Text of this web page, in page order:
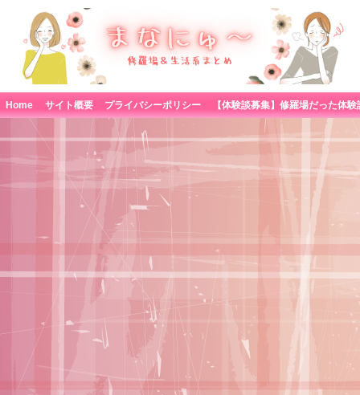
Home サイト概要 プライバシーポリシー